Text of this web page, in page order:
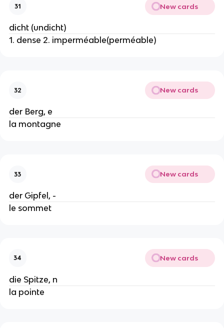
31 New cards
dicht (undicht)
1. dense 2. imperméable(perméable)
32 New cards
der Berg, e
la montagne
33 New cards
der Gipfel, -
le sommet
34 New cards
die Spitze, n
la pointe